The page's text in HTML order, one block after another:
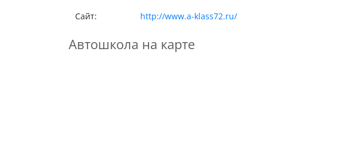
Сайт: http://www.a-klass72.ru/
Автошкола на карте